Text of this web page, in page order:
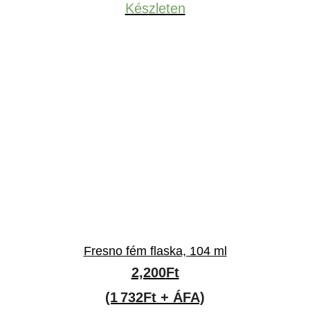
Készleten
Fresno fém flaska, 104 ml
2,200Ft
(1 732Ft + ÁFA)